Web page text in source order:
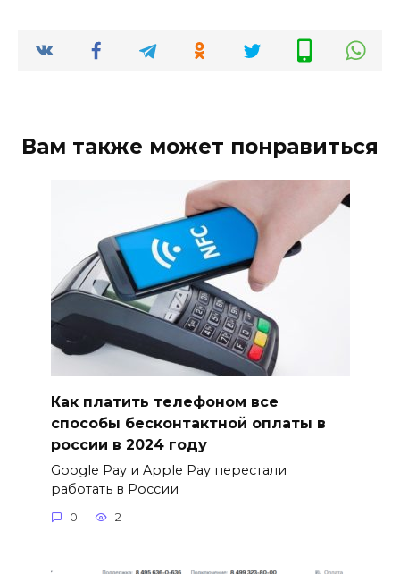
Вам также может понравиться
Как платить телефоном все
способы бесконтактной оплаты в
россии в 2024 году
Google Pay и Apple Pay перестали
работать в России
0 2